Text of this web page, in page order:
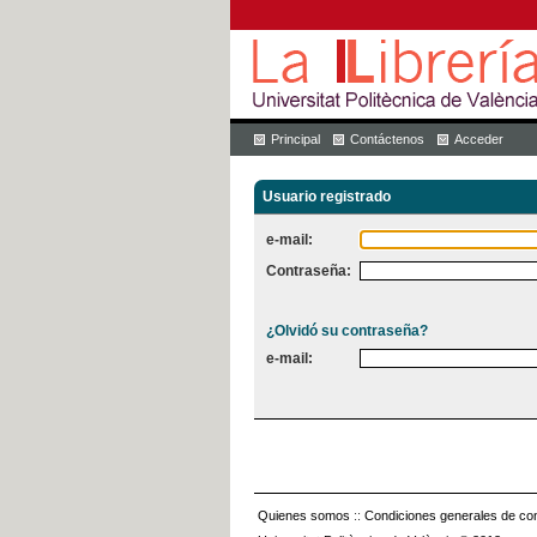
Principal Contáctenos Acceder
Usuario registrado
e-mail:
Contraseña:
¿Olvidó su contraseña?
e-mail:
Quienes somos :: Condiciones generales de